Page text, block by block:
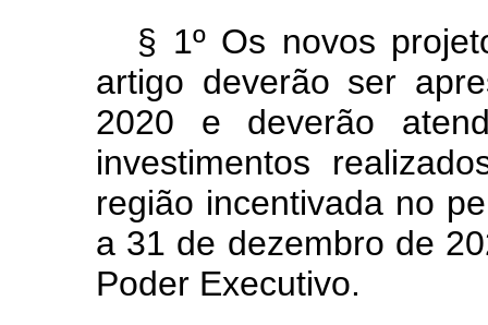
§ 1º Os novos
artigo deverão ser
2020 e deverão
investimentos
região incentivada no
a 31 de dezembro de
Poder Executivo.